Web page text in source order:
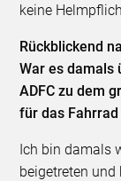
keine
Rückblickend
War es damals
ADFC zu dem
für das
Ich bin damals
beigetreten und